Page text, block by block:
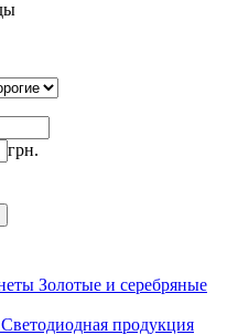
грн.
Золотые и серебряные
Светодиодная продукция